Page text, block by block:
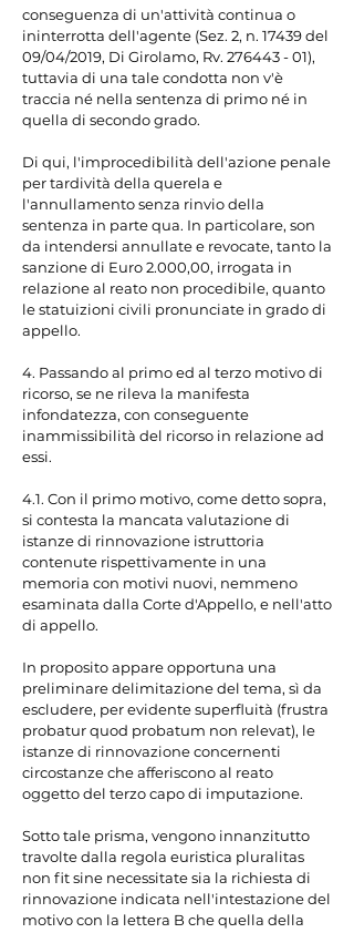
conseguenza di un'attività continua o
ininterrotta dell'agente (Sez. 2, n. 17439 del
09/04/2019, Di Girolamo, Rv. 276443 - 01),
tuttavia di una tale condotta non v'è
traccia né nella sentenza di primo né in
quella di secondo grado.
Di qui, l'improcedibilità dell'azione penale
per tardività della querela e
l'annullamento senza rinvio della
sentenza in parte qua. In particolare, son
da intendersi annullate e revocate, tanto la
sanzione di Euro 2.000,00, irrogata in
relazione al reato non procedibile, quanto
le statuizioni civili pronunciate in grado di
appello.
4. Passando al primo ed al terzo motivo di
ricorso, se ne rileva la manifesta
infondatezza, con conseguente
inammissibilità del ricorso in relazione ad
essi.
4.1. Con il primo motivo, come detto sopra,
si contesta la mancata valutazione di
istanze di rinnovazione istruttoria
contenute rispettivamente in una
memoria con motivi nuovi, nemmeno
esaminata dalla Corte d'Appello, e nell'atto
di appello.
In proposito appare opportuna una
preliminare delimitazione del tema, sì da
escludere, per evidente superfluità (frustra
probatur quod probatum non relevat), le
istanze di rinnovazione concernenti
circostanze che afferiscono al reato
oggetto del terzo capo di imputazione.
Sotto tale prisma, vengono innanzitutto
travolte dalla regola euristica pluralitas
non fit sine necessitate sia la richiesta di
rinnovazione indicata nell'intestazione del
motivo con la lettera B che quella della